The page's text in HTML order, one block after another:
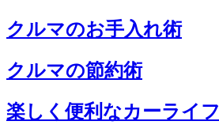
クルマのお手入れ術
クルマの節約術
楽しく便利なカーライフ